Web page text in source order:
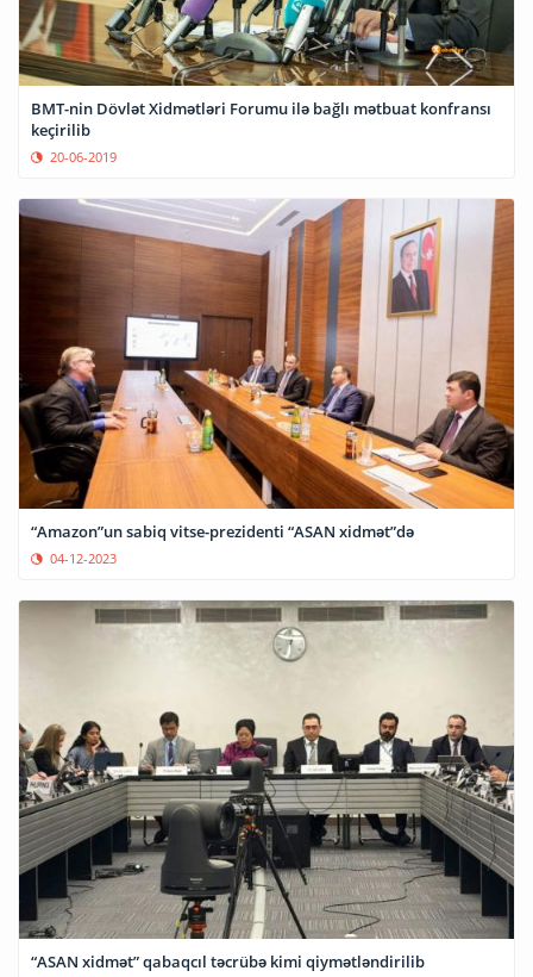
BMT-nin Dövlət Xidmətləri Forumu ilə bağlı mətbuat konfransı
keçirilib
20-06-2019
“Amazon”un sabiq vitse-prezidenti “ASAN xidmət”də
04-12-2023
“ASAN xidmət” qabaqcıl təcrübə kimi qiymətləndirilib